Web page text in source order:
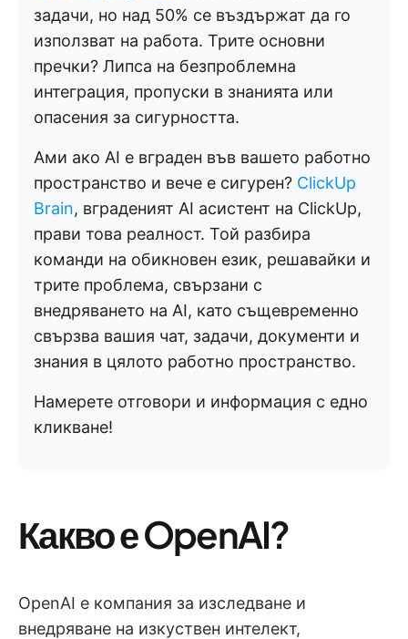
задачи, но над 50% се въздържат да го
използват на работа. Трите основни
пречки? Липса на безпроблемна
интеграция, пропуски в знанията или
опасения за сигурността.
Ами ако AI е вграден във вашето работно
пространство и вече е сигурен? ClickUp
Brain, вграденият AI асистент на ClickUp,
прави това реалност. Той разбира
команди на обикновен език, решавайки и
трите проблема, свързани с
внедряването на AI, като същевременно
свързва вашия чат, задачи, документи и
знания в цялото работно пространство.
Намерете отговори и информация с едно
кликване!
Какво е OpenAI?
OpenAI е компания за изследване и
внедряване на изкуствен интелект,